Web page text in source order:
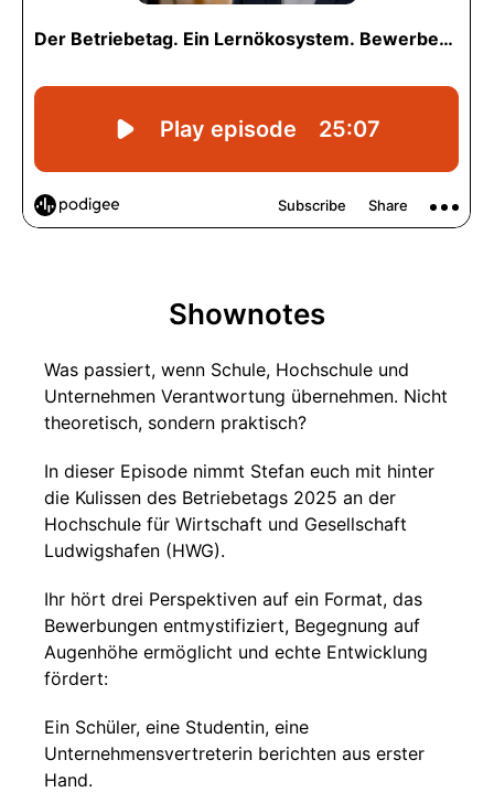
Shownotes
Was passiert, wenn Schule, Hochschule und
Unternehmen Verantwortung übernehmen. Nicht
theoretisch, sondern praktisch?
In dieser Episode nimmt Stefan euch mit hinter
die Kulissen des Betriebetags 2025 an der
Hochschule für Wirtschaft und Gesellschaft
Ludwigshafen (HWG).
Ihr hört drei Perspektiven auf ein Format, das
Bewerbungen entmystifiziert, Begegnung auf
Augenhöhe ermöglicht und echte Entwicklung
fördert:
Ein Schüler, eine Studentin, eine
Unternehmensvertreterin berichten aus erster
Hand.